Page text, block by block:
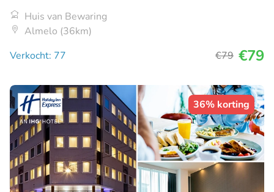
Huis van Bewaring
Almelo (36km)
Verkocht: 77
€79 €79
36% korting